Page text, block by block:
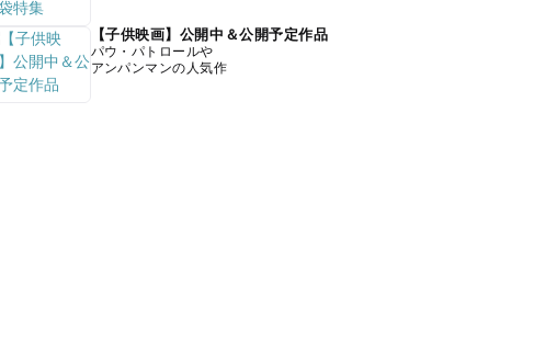
【子供映画】公開中＆公開予定作品
パウ・パトロールや
アンパンマンの人気作